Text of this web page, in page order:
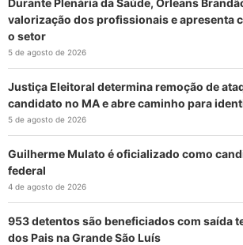
valorização dos profissionais e apresenta
o setor
5 de agosto de 2026
Justiça Eleitoral determina remoção de
candidato no MA e abre caminho para
5 de agosto de 2026
Guilherme Mulato é oficializado como
federal
4 de agosto de 2026
953 detentos são beneficiados com saída
dos Pais na Grande São Luís